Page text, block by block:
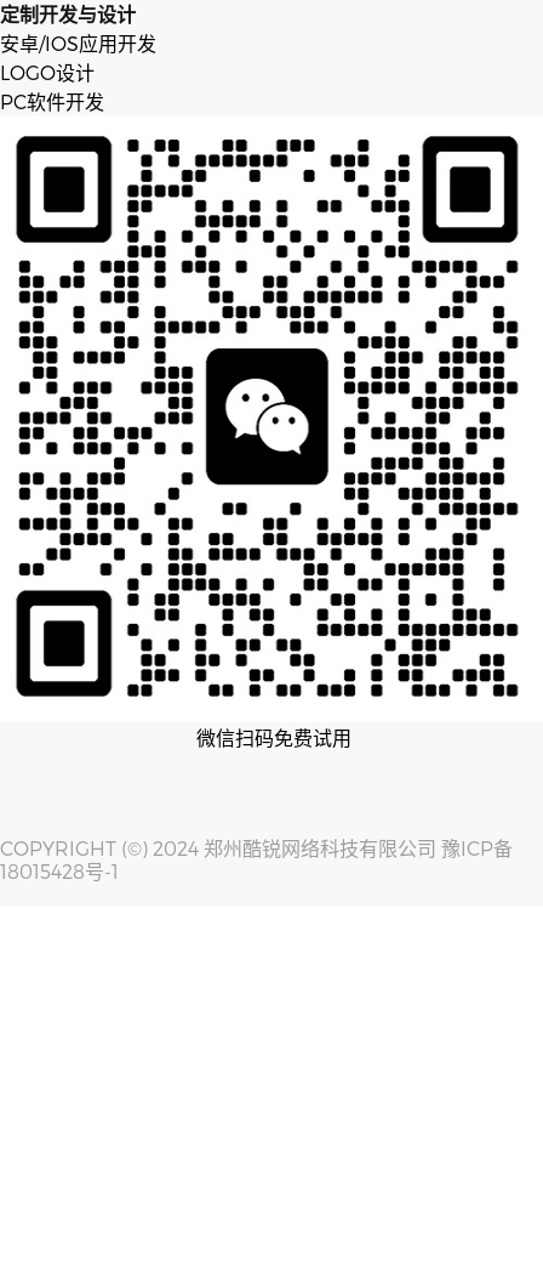
定制开发与设计
安卓/IOS应用开发
LOGO设计
PC软件开发
微信扫码免费试用
COPYRIGHT (©) 2024 郑州酷锐网络科技有限公司 豫ICP备
18015428号-1